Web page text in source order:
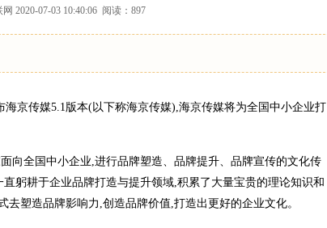
2020-07-03 10:40:06 阅读：897
京传媒5.1版本(以下称海京传媒),海京传媒将为全国中小企业打
向全国中小企业,进行品牌塑造、品牌提升、品牌宣传的文化传
躬耕于企业品牌打造与提升领域,积累了大量宝贵的理论知识和
塑造品牌影响力,创造品牌价值,打造出更好的企业文化。